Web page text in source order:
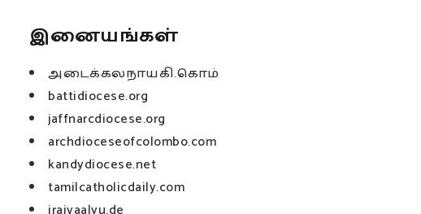
இனையங்கள்
அடைக்கலநாயகி.கொம்
battidiocese.org
jaffnarcdiocese.org
archdioceseofcolombo.com
kandydiocese.net
tamilcatholicdaily.com